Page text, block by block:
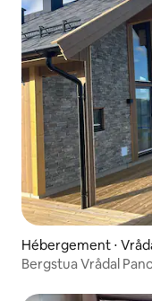
Hébergement ⋅
Bergstua Vrådal